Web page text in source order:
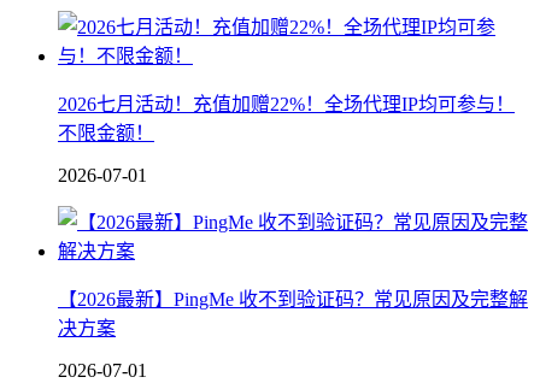
2026七月活动！充值加赠22%！全场代理IP均可参与！
不限金额！
2026-07-01
【2026最新】PingMe 收不到验证码？常见原因及完整解
决方案
2026-07-01